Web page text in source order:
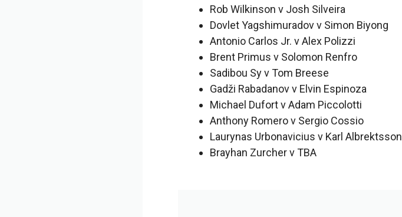
Rob Wilkinson v Josh Silveira
Dovlet Yagshimuradov v Simon Biyong
Antonio Carlos Jr. v Alex Polizzi
Brent Primus v Solomon Renfro
Sadibou Sy v Tom Breese
Gadži Rabadanov v Elvin Espinoza
Michael Dufort v Adam Piccolotti
Anthony Romero v Sergio Cossio
Laurynas Urbonavicius v Karl Albrektsson
Brayhan Zurcher v TBA